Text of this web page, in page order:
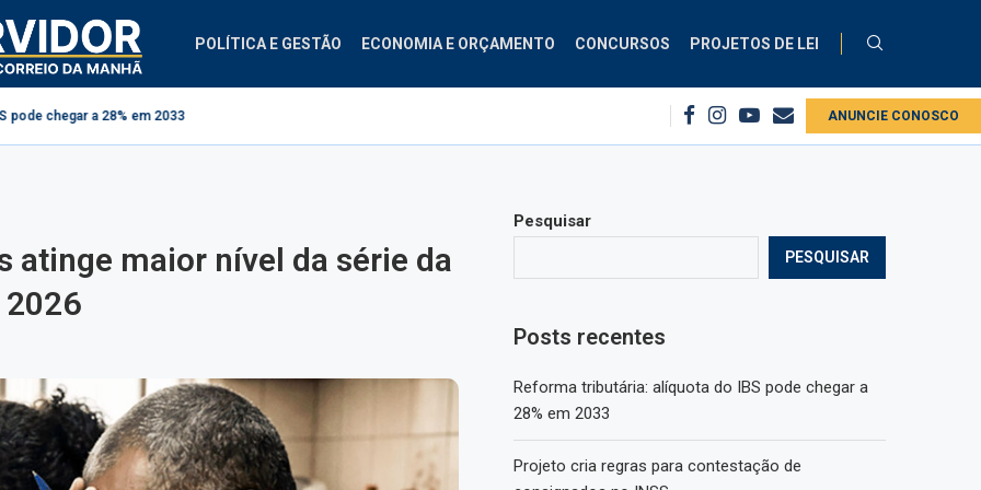
POLÍTICA E GESTÃO ECONOMIA E ORÇAMENTO CONCURSOS PROJETOS DE LEI
em 2033 Projeto cria regras para contestação de consignados no INSS Comissão debate aplicação da Lei do Descongela para servidores
ANUNCIE CONOSCO
atinge maior nível da série da
2026
Pesquisar
PESQUISAR
Posts recentes
Reforma tributária: alíquota do IBS pode chegar a
28% em 2033
Projeto cria regras para contestação de